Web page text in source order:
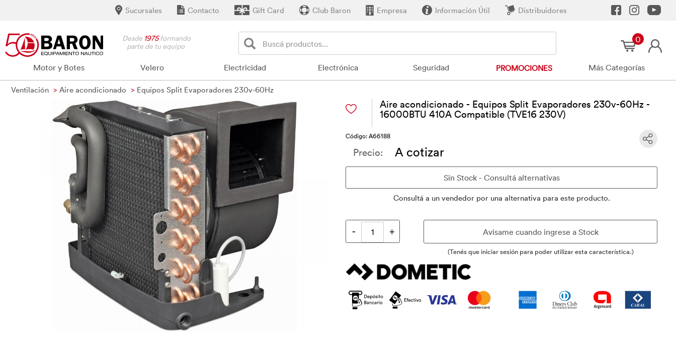
Distribuidores
Información Útil
Empresa
Club Baron
Gift Card
Contacto
Sucursales
Desde 1975formando
parte de tu equipo
0
Motor y Botes Velero Electricidad Electrónica Seguridad PROMOCIONES Más Categorías
Ventilación Aire acondicionado Equipos Split Evaporadores 230v-60Hz
Aire acondicionado - Equipos Split Evaporadores 230v-60Hz -
16000BTU 410A Compatible (TVE16 230V)
Código: A66188
Precio: A cotizar
Consultá a un vendedor por una alternativa para este producto.
(Tenés que iniciar sesión para poder utilizar esta característica.)